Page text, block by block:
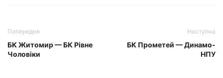
Попередня
БК Житомир — БК Рівне
Чоловіки
Наступна
БК Прометей — Динамо-
НПУ